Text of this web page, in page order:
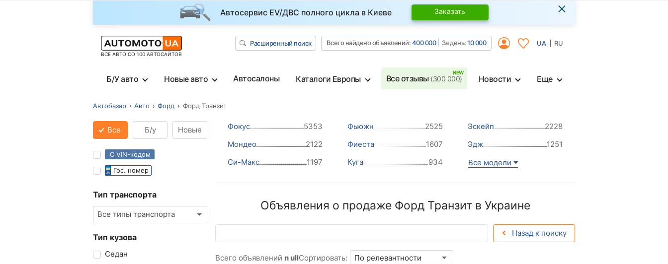
Автосервис EV/ДВС полного цикла в Киеве Заказать ×
ВСЕ АВТО СО 100 АВТОСАЙТОВ
Расширенный поиск Всего найдено объявлений:400 000 За день:10 000 UA RU
Б/У авто Новые авто Автосалоны Каталоги Европы Все отзывы (300 000) Новости Еще
Автобазар Авто Форд Форд Транзит
Все Б/у Новые
С VIN-кодом
Гос. номер
Тип транспорта
Все типы транспорта
Тип кузова
Седан
Фокус 5353 Фьюжн 2525 Эскейп
2228
Мондео
2122 Фиеста 1607 Эдж
1251
Си-Макс
1197 Куга 934 Все модели
Объявления о продаже Форд Транзит в Украине
Назад к поиску
Всего объявлений n ullСортировать: